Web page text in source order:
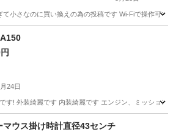
小さなのに買い換えの為の投稿です Wi-Fiで操作可
24日
す! 外装綺麗です 内装綺麗です エンジン、ミッショ
ムーヴ 車両
マウス掛け時計直径43センチ